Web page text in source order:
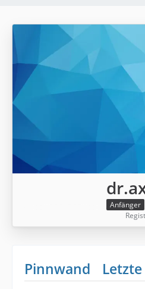
Anfänger
Pinnwand